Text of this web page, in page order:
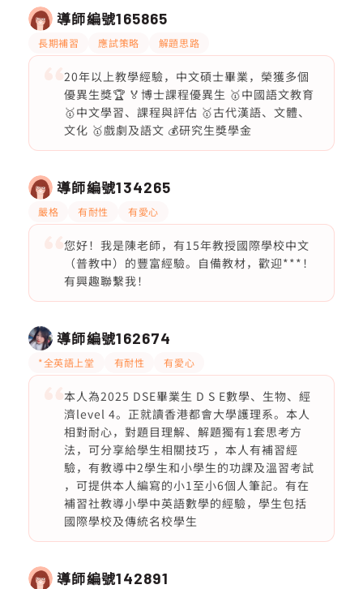
導師編號165865
長期補習 應試策略 解題思路
20年以上教學經驗，中文碩士畢業，榮獲多個
優異生獎🏆 🏅博士課程優異生 🥇中國語文教育
🥇中文學習、課程與評估 🥇古代漢語、文體、
文化 🥇戲劇及語文 💰研究生獎學金
導師編號134265
嚴格 有耐性 有愛心
您好！我是陳老師，有15年教授國際學校中文
（普教中）的豐富經驗。自備教材，歡迎***！
有興趣聯繫我！
導師編號162674
*全英語上堂 有耐性 有愛心
本人為2025 DSE畢業生 D S E數學、生物、經
濟level 4。正就讀香港都會大學護理系。本人
相對耐心，對題目理解、解題獨有1套思考方
法，可分享給學生相關技巧 ，本人有補習經
驗，有教導中2學生和小學生的功課及溫習考試
，可提供本人編寫的小1至小6個人筆記。有在
補習社教導小學中英語數學的經驗，學生包括
國際學校及傳統名校學生
導師編號142891